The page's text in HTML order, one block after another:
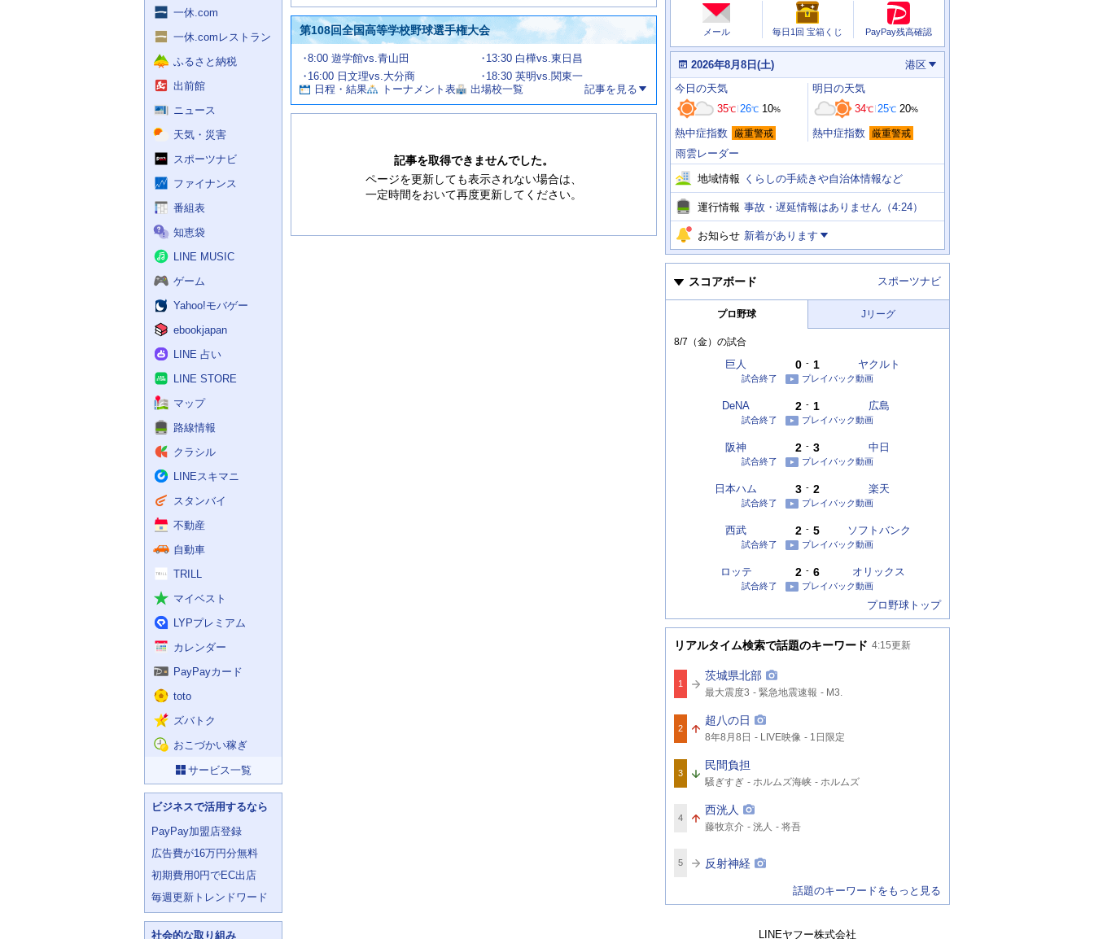
一休.com
一休.comレストラン
ふるさと納税
出前館
ニュース
天気・災害
スポーツナビ
ファイナンス
番組表
知恵袋
LINE MUSIC
ゲーム
Yahoo!モバゲー
ebookjapan
LINE 占い
LINE STORE
マップ
路線情報
クラシル
LINEスキマニ
スタンバイ
不動産
自動車
TRILL
マイベスト
LYPプレミアム
カレンダー
PayPayカード
toto
ズバトク
おこづかい稼ぎ
サービス一覧
ビジネスで活用するなら
PayPay加盟店登録
広告費が16万円分無料
初期費用0円でEC出店
毎週更新トレンドワード
社会的な取り組み
第108回全国高等学校野球選手権大会
試
合
情
報
8:00 遊学館vs.青山田
13:30 白樺vs.東日昌
16:00 日文理vs.大分商
18:30 英明vs.関東一
日程・結果
トーナメント表 出場校一覧 記事を見る
お
す
記事を取得できませんでした。
ページを更新しても表示されない場合は、
一定時間をおいて再度更新してください。
情
報
ス
メール 毎日1回 宝箱くじ PayPay残高確認
本
日
の
天
気
、
運
情
報
2026年8月8日(土) 港区
今
日
明
日
の
天
気
今日 の天気
35℃ 26℃ 10%
熱中症指数 厳重警戒
明日 の天気
34℃ 25℃ 20%
熱中症指数 厳重警戒
雨雲レーダー
地域情報 くらしの手続きや自治体情報など
運行情報 事故・遅延情報はありません（4:24）
お知らせ 新着があります
スコアボード スポーツナビ
プロ野球 Jリーグ
8/7（金） の試合
巨人 ヤクルト
試合終了 プレイバック動画
0 - 1
DeNA 広島
試合終了 プレイバック動画
2 - 1
阪神 中日
試合終了 プレイバック動画
2 - 3
日本ハム 楽天
試合終了 プレイバック動画
3 - 2
西武 ソフトバンク
試合終了 プレイバック動画
2 - 5
ロッテ オリックス
試合終了 プレイバック動画
2 - 6
プロ野球トップ
リアルタイム検索で話題のキーワード 4:15更新
1
茨城県北部
関
連
ー
ド
最大震度3 緊急地震速報 M3.
2
超八の日
関
連
ー
ド
8年8月8日 LIVE映像 1日限定
3
民間負担
関
連
ー
ド
騒ぎすぎ ホルムズ海峡 ホルムズ
4
西洸人
関
連
ー
ド
藤牧京介 洸人 将吾
5 反射神経
話題のキーワードをもっと見る
LINEヤフー株式会社